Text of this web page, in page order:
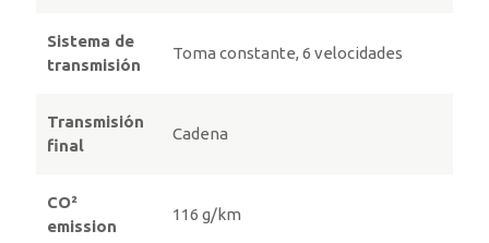
Sistema de
transmisión
Toma constante, 6 velocidades
Transmisión
final
Cadena
CO²
emission
116 g/km